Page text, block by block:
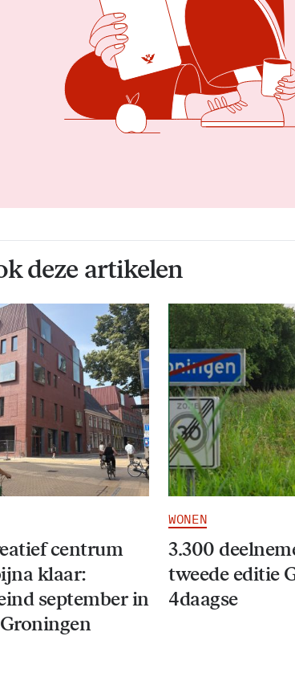
deze artikelen
centrum
klaar:
september in
WONEN
3.300
tweede editie
4daagse